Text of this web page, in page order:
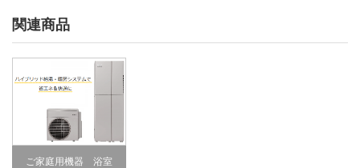
関連商品
ご家庭用機器 浴室